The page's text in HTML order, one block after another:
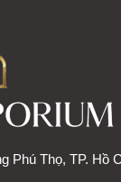
Phú Thọ, TP. Hồ